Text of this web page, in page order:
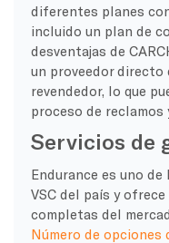
diferentes planes
incluido un plan de
desventajas de
un proveedor directo
revendedor, lo que
proceso de reclamos
Servicios de
Endurance es uno
VSC del país y
completas del
Número de opciones